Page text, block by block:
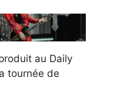
au Daily
tournée de